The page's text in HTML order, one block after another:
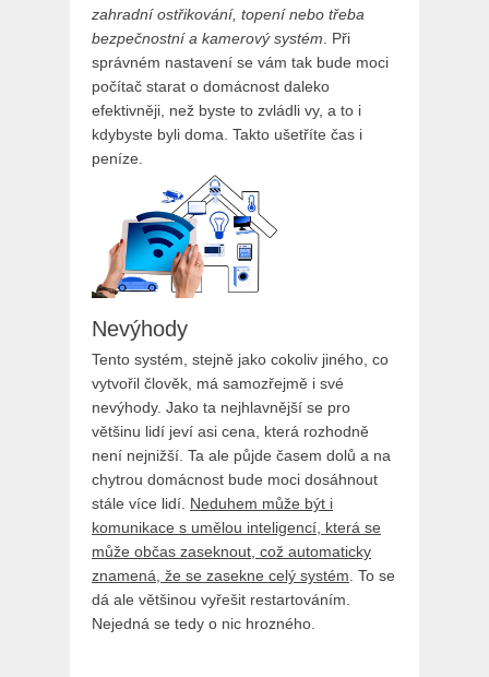
zahradní ostřikování, topení nebo třeba
bezpečnostní a kamerový systém . Při
správném nastavení se vám tak bude moci
počítač starat o domácnost daleko
efektivněji, než byste to zvládli vy, a to i
kdybyste byli doma. Takto ušetříte čas i
peníze.
Nevýhody
Tento systém, stejně jako cokoliv jiného, co
vytvořil člověk, má samozřejmě i své
nevýhody. Jako ta nejhlavnější se pro
většinu lidí jeví asi cena, která rozhodně
není nejnižší. Ta ale půjde časem dolů a na
chytrou domácnost bude moci dosáhnout
stále více lidí. Neduhem může být i
komunikace s umělou inteligencí, která se
může občas zaseknout, což automaticky
znamená, že se zasekne celý systém . To se
dá ale většinou vyřešit restartováním.
Nejedná se tedy o nic hrozného.